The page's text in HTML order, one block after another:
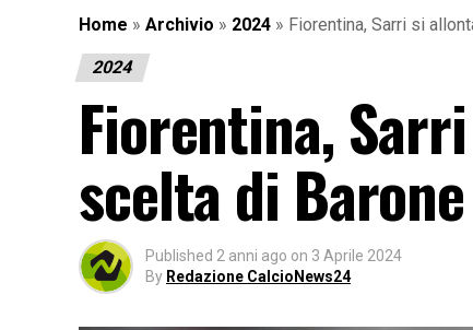
Home » Archivio » 2024 » Fiorentina, Sarri si
2024
Fiorentina,
scelta di Barone
Published 2 anni ago on 3 Aprile 2024
By Redazione CalcioNews24